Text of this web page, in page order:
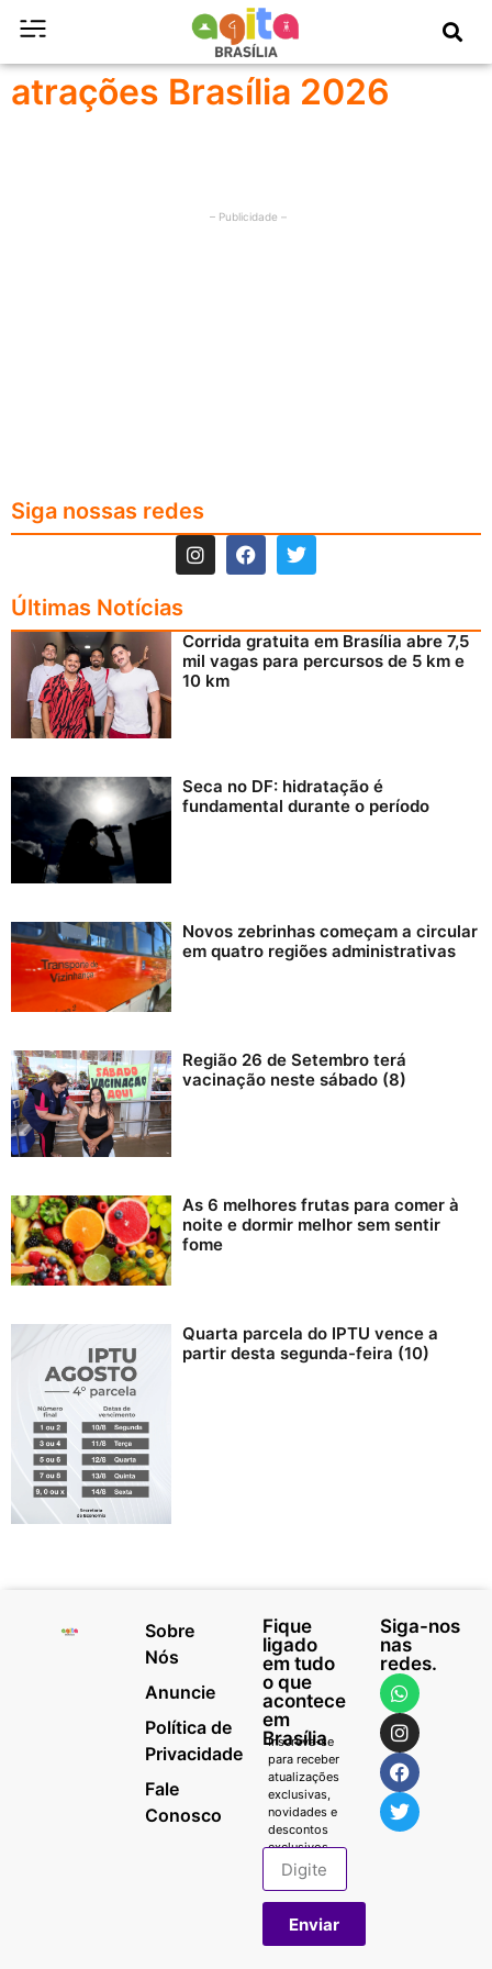
atrações Brasília 2026
– Publicidade –
Siga nossas redes
Últimas Notícias
Corrida gratuita em Brasília abre 7,5
mil vagas para percursos de 5 km e
10 km
Seca no DF: hidratação é
fundamental durante o período
Novos zebrinhas começam a circular
em quatro regiões administrativas
Região 26 de Setembro terá
vacinação neste sábado (8)
As 6 melhores frutas para comer à
noite e dormir melhor sem sentir
fome
Quarta parcela do IPTU vence a
partir desta segunda-feira (10)
Sobre
Nós
Anuncie
Política de
Privacidade
Fale
Conosco
Fique
ligado
em tudo
o que
acontece
em
Brasília
Inscreva-se
para receber
atualizações
exclusivas,
novidades e
descontos
exclusivos.
Enviar
Siga-nos
nas
redes.